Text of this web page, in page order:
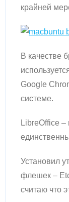
крайней
В качестве
Google
системе.
LibreOffice –
Установил
флешек –
считаю что